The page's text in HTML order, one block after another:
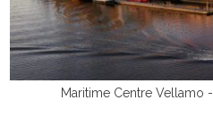
Maritime Centre Vellamo